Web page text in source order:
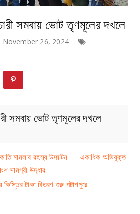
সমবায় ভোট তৃণমূলের দখলে
November 26, 2024
সমবায় ভোট তৃণমূলের দখলে
মামলার রহস্য উদ্ঘাটন — একাধিক অভিযুক্ত
সামগ্রী উদ্ধার
কিস্তির টাকা বিতরণ শুরু পটাশপুরে